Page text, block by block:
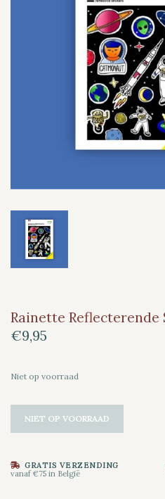
Rainette Reflecterende
€9,95
Niet op voorraad
NIET OP VOORRAAD
GRATIS VERZENDING
vanaf €75 in België